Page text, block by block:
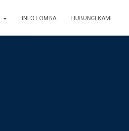
INFO LOMBA HUBUNGI KAMI